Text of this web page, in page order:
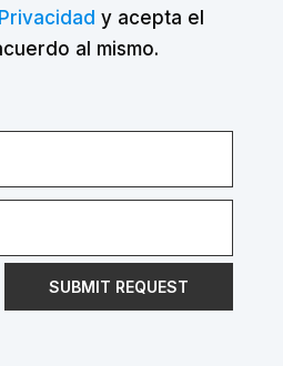
y acepta el
al mismo.
SUBMIT REQUEST